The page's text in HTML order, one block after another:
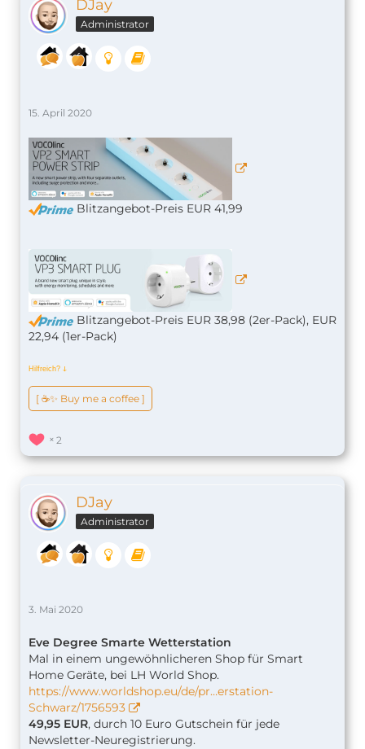
DJay
Administrator
15. April 2020
Blitzangebot-Preis EUR 41,99
Blitzangebot-Preis EUR 38,98 (2er-Pack), EUR
22,94 (1er-Pack)
Hilfreich? ↆ
[ ☕️✨ Buy me a coffee ]
2
DJay
Administrator
3. Mai 2020
Eve Degree Smarte Wetterstation
Mal in einem ungewöhnlicheren Shop für Smart
Home Geräte, bei LH World Shop.
https://www.worldshop.eu/de/pr…erstation-
Schwarz/1756593
49,95 EUR, durch 10 Euro Gutschein für jede
Newsletter-Neuregistrierung.